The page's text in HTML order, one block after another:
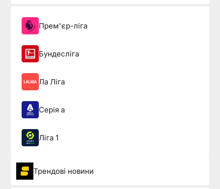
Прем'єр-ліга
Бундесліга
Ла Ліга
Серія а
Ліга 1
Трендові новини